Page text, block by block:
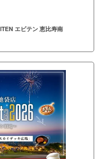
エビテン 恵比寿南